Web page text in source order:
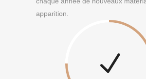
apparition.